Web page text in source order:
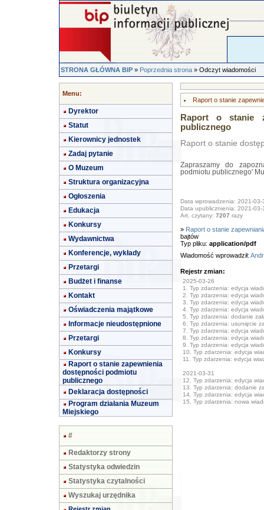
STRONA GŁÓWNA BIP»Poprzednia strona» Odczyt wiadomości
Menu:
Dyrektor
Statut
Kierownicy jednostek
Zadaj pytanie
O Muzeum
Struktura organizacyjna
Ogłoszenia
Edukacja
Konkursy
Wydawnictwa
Konferencje, wykłady
Przetargi
Budżet i finanse
Kontakt
Oświadczenia majątkowe
Informacje nieudostępnione
Przetargi
Konkursy
Raport o stanie zapewnienia
dostępności podmiotu
publicznego
Deklaracja dostępności
Program działania Muzeum
Miejskiego
#
Redaktorzy strony
Statystyka odwiedzin
Statystyka czytalności
Wyszukaj urzędnika
Raport o stanie
Raport o stanie
publicznego
Raport o stanie
Zapraszamy do
podmiotu publicznego'
Data wprowadzenia: 2021-03-
Data upublicznienia: 2021-03-
Art. czytany: 7207 razy
» Raport o stanie
bajtów
Typ pliku: application/pdf
Wiadomość wprowadził:
Rejestr zmian:
2025-03-26
1. Typ zdarzenia: edycja
2. Typ zdarzenia: edycja
3. Typ zdarzenia: edycja
4. Typ zdarzenia: edycja
5. Typ zdarzenia: dodanie
6. Typ zdarzenia: usunięcie
7. Typ zdarzenia: edycja
8. Typ zdarzenia: edycja
9. Typ zdarzenia: edycja
10. Typ zdarzenia: edycja
11. Typ zdarzenia: edycja
2021-03-31
12. Typ zdarzenia: edycja
13. Typ zdarzenia: dodanie
14. Typ zdarzenia: edycja
15. Typ zdarzenia: nowa